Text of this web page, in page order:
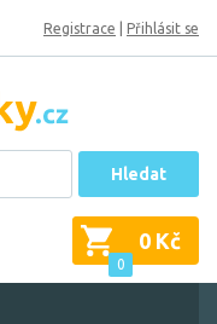
Registrace Přihlásit se
Hledat
0
0 Kč